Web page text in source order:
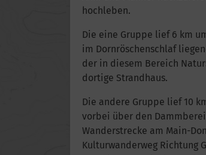
hochleben.
Die eine Gruppe lief 6 km
im Dornröschenschlaf
der in diesem Bereich
dortige Strandhaus.
Die andere Gruppe lief 10
vorbei über den
Wanderstrecke am Main-
Kulturwanderweg Richtung